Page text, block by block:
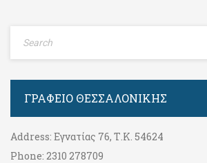
ΓΡΑΦΕΊΟ ΘΕΣΣΑΛΟΝΊΚΗΣ
Address: Εγνατίας 76, Τ.Κ. 54624
Phone: 2310 278709